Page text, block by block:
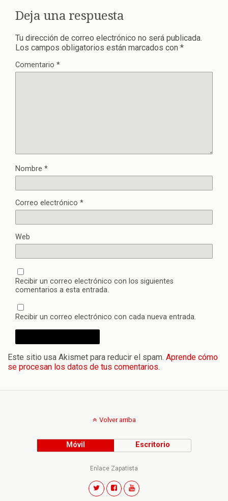
Deja una respuesta
Tu dirección de correo electrónico no será publicada.
Los campos obligatorios están marcados con *
Comentario *
Nombre *
Correo electrónico *
Web
Recibir un correo electrónico con los siguientes
comentarios a esta entrada.
Recibir un correo electrónico con cada nueva entrada.
Este sitio usa Akismet para reducir el spam. Aprende cómo
se procesan los datos de tus comentarios.
Volver arriba
Móvil Escritorio
Enlace Zapatista